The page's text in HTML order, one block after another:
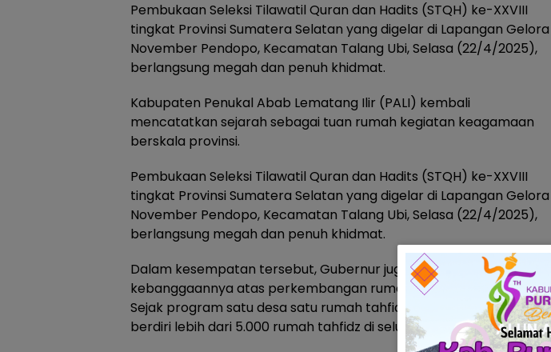
Pembukaan Seleksi Tilawatil Quran dan Hadits (STQH) ke-XXVIII
tingkat Provinsi Sumatera Selatan yang digelar di Lapangan Gelora
November Pendopo, Kecamatan Talang Ubi, Selasa (22/4/2025),
berlangsung megah dan penuh khidmat.
Kabupaten Penukal Abab Lematang Ilir (PALI) kembali
mencatatkan sejarah sebagai tuan rumah kegiatan keagamaan
berskala provinsi.
Pembukaan Seleksi Tilawatil Quran dan Hadits (STQH) ke-XXVIII
tingkat Provinsi Sumatera Selatan yang digelar di Lapangan Gelora
November Pendopo, Kecamatan Talang Ubi, Selasa (22/4/2025),
berlangsung megah dan penuh khidmat.
Dalam kesempatan tersebut, Gubernur juga mengungkapkan
kebanggaannya atas perkembangan rumah tahfidz di Sumsel.
Sejak program satu desa satu rumah tahfidz digulirkan, kini telah
berdiri lebih dari 5.000 rumah tahfidz di seluruh Sumatera Selatan.